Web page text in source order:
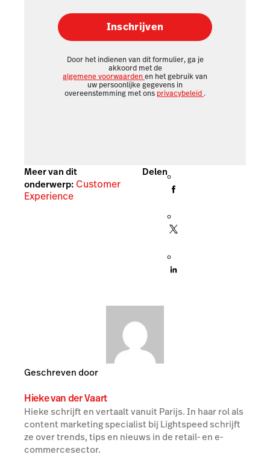
Inschrijven
Door het indienen van dit formulier, ga je
akkoord met de
algemene voorwaardenen het gebruik van
uw persoonlijke gegevens in
overeenstemming met ons privacybeleid .
Meer van dit
onderwerp: Customer
Experience
Delen
Geschreven door
Hieke van der Vaart
Hieke schrijft en vertaalt vanuit Parijs. In haar rol als
content marketing specialist bij Lightspeed schrijft
ze over trends, tips en nieuws in de retail- en e-
commercesector.